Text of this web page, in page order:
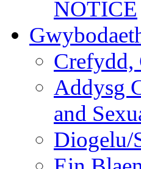
NOTICE
Crefydd,
Addysg
and
Diogelu/